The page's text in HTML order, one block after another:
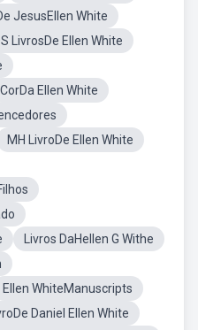
JesusEllen White
LivrosDe Ellen White
CorDa Ellen White
MH LivroDe Ellen White
Livros DaHellen G Withe
Ellen WhiteManuscripts
Daniel Ellen White